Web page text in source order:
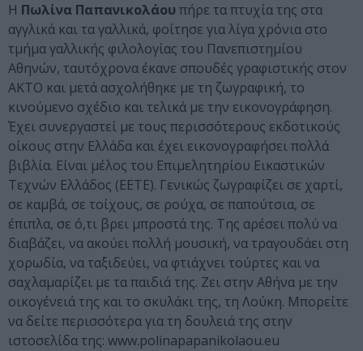
Η Πωλίνα Παπανικολάου πήρε τα πτυχία της στα
αγγλικά και τα γαλλικά, φοίτησε για λίγα χρόνια στο
τμήμα γαλλικής φιλολογίας του Πανεπιστημίου
Αθηνών, ταυτόχρονα έκανε σπουδές γραφιστικής στον
ΑΚΤΟ και μετά ασχολήθηκε με τη ζωγραφική, το
κινούμενο σχέδιο και τελικά με την εικονογράφηση.
Έχει συνεργαστεί με τους περισσότερους εκδοτικούς
οίκους στην Ελλάδα και έχει εικονογραφήσει πολλά
βιβλία. Είναι μέλος του Επιμελητηρίου Εικαστικών
Τεχνών Ελλάδος (ΕΕΤΕ). Γενικώς ζωγραφίζει σε χαρτί,
σε καμβά, σε τοίχους, σε ρούχα, σε παπούτσια, σε
έπιπλα, σε ό,τι βρει μπροστά της. Της αρέσει πολύ να
διαβάζει, να ακούει πολλή μουσική, να τραγουδάει στη
χορωδία, να ταξιδεύει, να φτιάχνει τούρτες και να
σαχλαμαρίζει με τα παιδιά της. Ζει στην Αθήνα με την
οικογένειά της και το σκυλάκι της, τη Λούκη. Μπορείτε
να δείτε περισσότερα για τη δουλειά της στην
ιστοσελίδα της: www.polinapapanikolaou.eu